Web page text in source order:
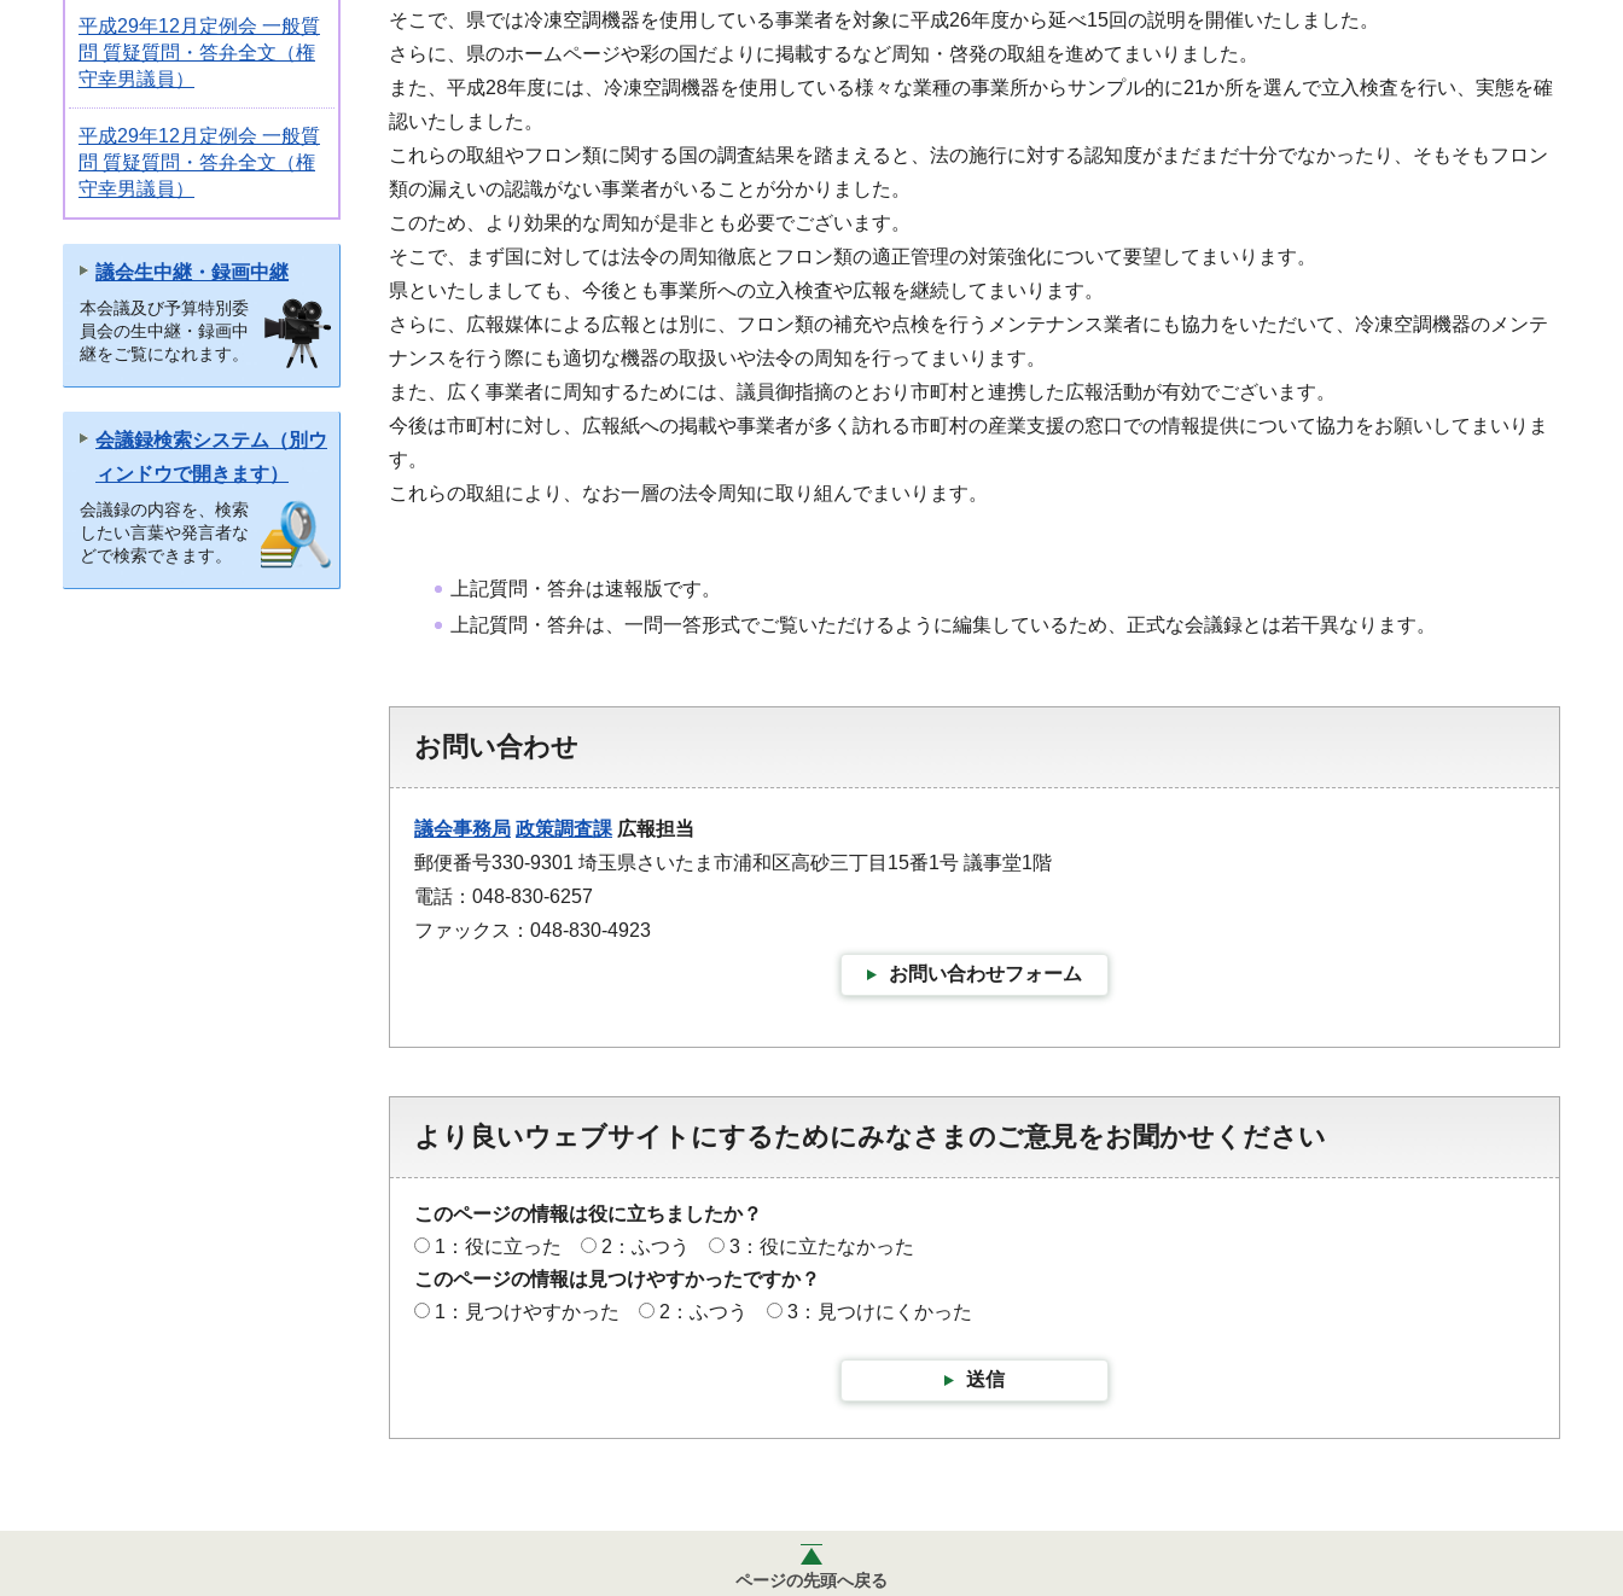
平成29年12月定例会 一般質
問 質疑質問・答弁全文（権
守幸男議員）
平成29年12月定例会 一般質
問 質疑質問・答弁全文（権
守幸男議員）
議会生中継・録画中継
本会議及び予算特別委
員会の生中継・録画中
継をご覧になれます。
会議録検索システム（別ウ
ィンドウで開きます）
会議録の内容を、検索
したい言葉や発言者な
どで検索できます。
そこで、県では冷凍空調機器を使用している事業者を対象に平成26年度から延べ15回の説明を開催いたしました。
さらに、県のホームページや彩の国だよりに掲載するなど周知・啓発の取組を進めてまいりました。
また、平成28年度には、冷凍空調機器を使用している様々な業種の事業所からサンプル的に21か所を選んで立入検査を行い、実態を確
認いたしました。
これらの取組やフロン類に関する国の調査結果を踏まえると、法の施行に対する認知度がまだまだ十分でなかったり、そもそもフロン
類の漏えいの認識がない事業者がいることが分かりました。
このため、より効果的な周知が是非とも必要でございます。
そこで、まず国に対しては法令の周知徹底とフロン類の適正管理の対策強化について要望してまいります。
県といたしましても、今後とも事業所への立入検査や広報を継続してまいります。
さらに、広報媒体による広報とは別に、フロン類の補充や点検を行うメンテナンス業者にも協力をいただいて、冷凍空調機器のメンテ
ナンスを行う際にも適切な機器の取扱いや法令の周知を行ってまいります。
また、広く事業者に周知するためには、議員御指摘のとおり市町村と連携した広報活動が有効でございます。
今後は市町村に対し、広報紙への掲載や事業者が多く訪れる市町村の産業支援の窓口での情報提供について協力をお願いしてまいりま
す。
これらの取組により、なお一層の法令周知に取り組んでまいります。
上記質問・答弁は速報版です。
上記質問・答弁は、一問一答形式でご覧いただけるように編集しているため、正式な会議録とは若干異なります。
お問い合わせ
議会事務局 政策調査課 広報担当
郵便番号330-9301 埼玉県さいたま市浦和区高砂三丁目15番1号 議事堂1階
電話：048-830-6257
ファックス：048-830-4923
お問い合わせフォーム
より良いウェブサイトにするためにみなさまのご意見をお聞かせください
このページの情報は役に立ちましたか？
1：役に立った
2：ふつう
3：役に立たなかった
このページの情報は見つけやすかったですか？
1：見つけやすかった
2：ふつう 3：見つけにくかった
送信
ページの先頭へ戻る